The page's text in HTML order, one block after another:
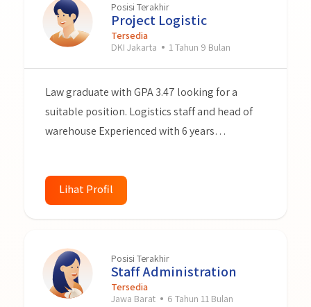
Posisi Terakhir
Project Logistic
Tersedia
DKI Jakarta
1 Tahun 9 Bulan
Law graduate with GPA 3.47 looking for a
suitable position. Logistics staff and head of
warehouse Experienced with 6 years
providing effective solutions to problems
related to logistics, warehouse and inventory.
next team.
Lihat Profil
Posisi Terakhir
Staff Administration
Tersedia
Jawa Barat
6 Tahun 11 Bulan